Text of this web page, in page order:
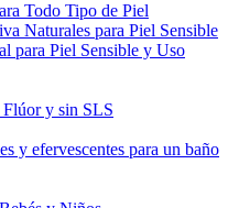
Todo Tipo de Piel
Naturales para Piel Sensible
para Piel Sensible y Uso
Flúor y sin SLS
y efervescentes para un baño